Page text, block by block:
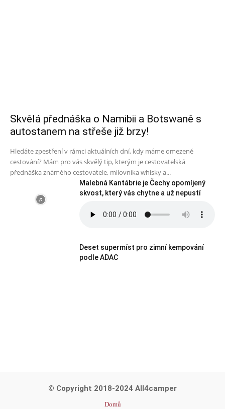
Skvělá přednáška o Namibii a Botswaně s
autostanem na střeše již brzy!
Hledáte zpestření v rámci aktuálních dní, kdy máme omezené
cestování? Mám pro vás skvělý tip, kterým je cestovatelská
přednáška známého cestovatele, milovníka whisky a...
Malebná Kantábrie je Čechy opomíjený
skvost, který vás chytne a už nepustí
Deset supermíst pro zimní kempování
podle ADAC
© Copyright 2018-2024 All4camper
Domů